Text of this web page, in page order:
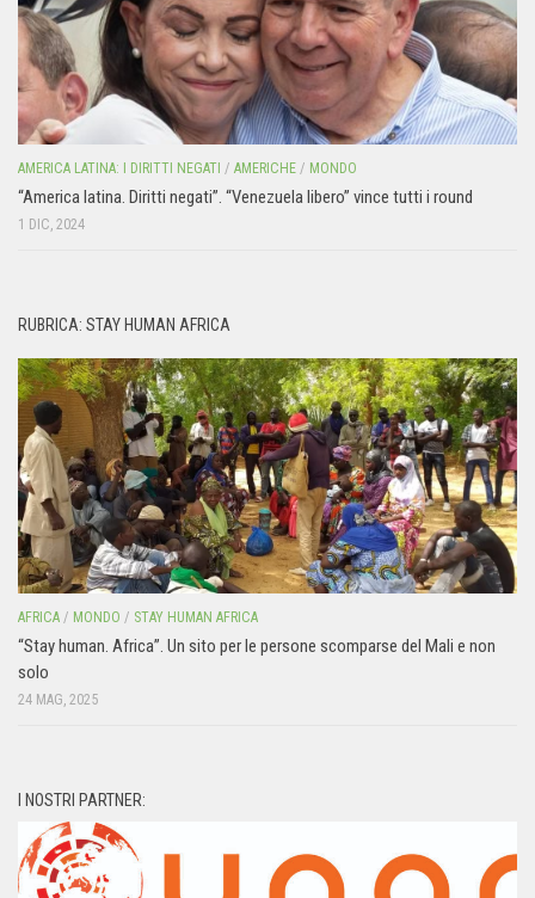
AMERICA LATINA: I DIRITTI NEGATI / AMERICHE / MONDO
“America latina. Diritti negati”. “Venezuela libero” vince tutti i round
1 DIC, 2024
RUBRICA: STAY HUMAN AFRICA
AFRICA / MONDO / STAY HUMAN AFRICA
“Stay human. Africa”. Un sito per le persone scomparse del Mali e non
solo
24 MAG, 2025
I NOSTRI PARTNER: